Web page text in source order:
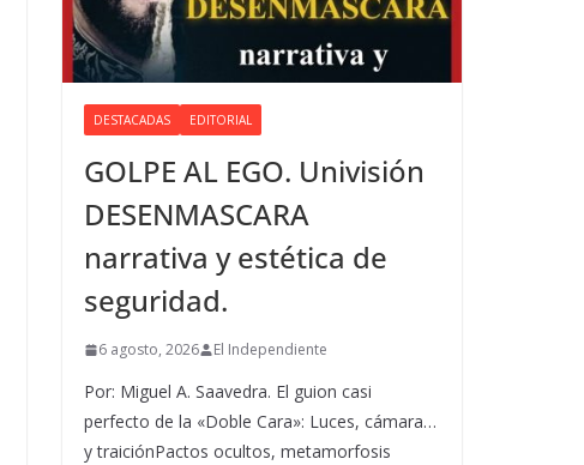
DESTACADAS EDITORIAL
GOLPE AL EGO. Univisión
DESENMASCARA
narrativa y estética de
seguridad.
6 agosto, 2026 El Independiente
Por: Miguel A. Saavedra. El guion casi
perfecto de la «Doble Cara»: Luces, cámara…
y traiciónPactos ocultos, metamorfosis